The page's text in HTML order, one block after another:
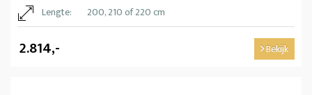
Lengte:
200, 210 of 220 cm
2.814,- Bekijk